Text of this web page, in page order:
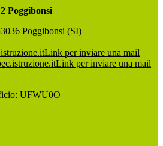
Poggibonsi
Poggibonsi (SI)
Link per inviare una mail
Link per inviare una mail
UFWU0O